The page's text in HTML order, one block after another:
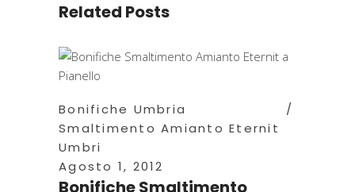
Related Posts
Bonifiche Umbria
Smaltimento Amianto Eternit
Umbri
Agosto 1, 2012
Bonifiche Smaltimento